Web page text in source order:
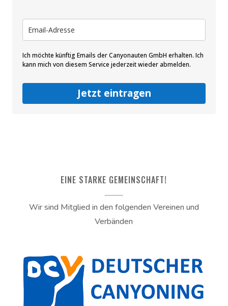
Ich möchte künftig Emails der Canyonauten GmbH erhalten. Ich
kann mich von diesem Service jederzeit wieder abmelden.
Jetzt eintragen
EINE STARKE GEMEINSCHAFT!
Wir sind Mitglied in den folgenden Vereinen und
Verbänden